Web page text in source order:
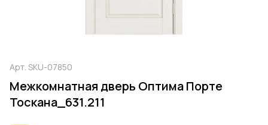
Арт. SKU-07850
Межкомнатная дверь Оптима Порте
Тоскана_631.211